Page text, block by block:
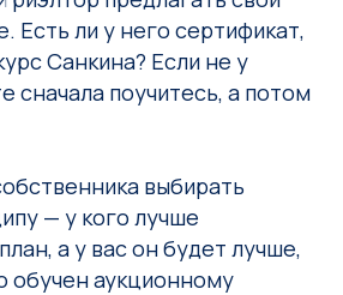
Есть ли у него сертификат,
Санкина? Если не у
сначала поучитесь, а потом
выбирать
— у кого лучше
а у вас он будет лучше,
обучен аукционному